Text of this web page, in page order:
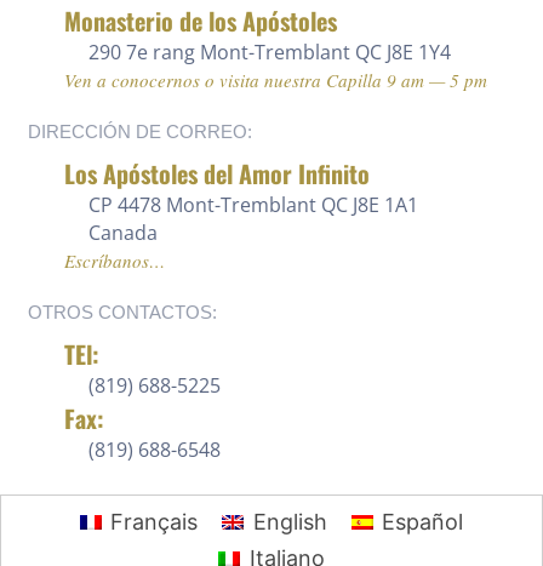
Monasterio de los Apóstoles
290 7e rang Mont-Tremblant QC J8E 1Y4
Ven a conocernos o visita nuestra Capilla 9 am — 5 pm
DIRECCIÓN DE CORREO:
Los Apóstoles del Amor Infinito
CP 4478 Mont-Tremblant QC J8E 1A1
Canada
Escríbanos…
OTROS CONTACTOS:
TEl:
(819) 688-5225 ‍
Fax:
(819) 688-6548
Français English
Español
Italiano